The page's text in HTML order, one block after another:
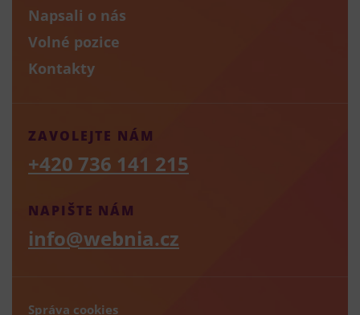
Napsali o nás
Volné pozice
Kontakty
NAPIŠTE NÁM
info@webnia.cz
ZAVOLEJTE NÁM
+420 736 141 215
Správa cookies